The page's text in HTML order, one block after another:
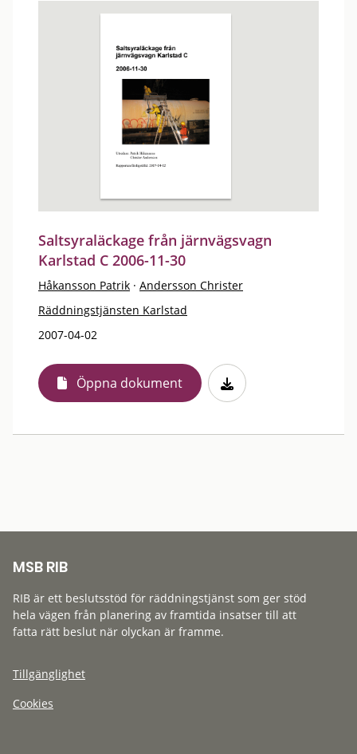
Saltsyraläckage från järnvägsvagn
Karlstad C 2006-11-30
Håkansson Patrik · Andersson Christer
Räddningstjänsten Karlstad
2007-04-02
Öppna dokument
MSB RIB
RIB är ett beslutsstöd för räddningstjänst som ger stöd
hela vägen från planering av framtida insatser till att
fatta rätt beslut när olyckan är framme.
Tillgänglighet
Cookies